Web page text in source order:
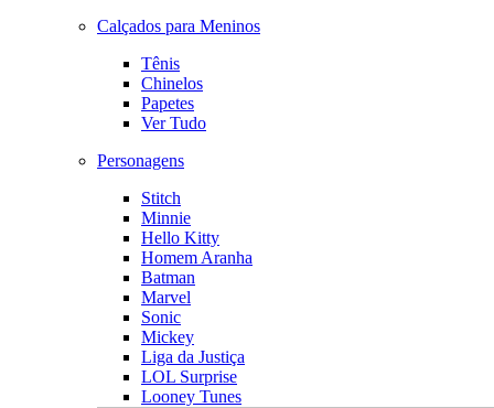
Calçados para Meninos
Tênis
Chinelos
Papetes
Ver Tudo
Personagens
Stitch
Minnie
Hello Kitty
Homem Aranha
Batman
Marvel
Sonic
Mickey
Liga da Justiça
LOL Surprise
Looney Tunes